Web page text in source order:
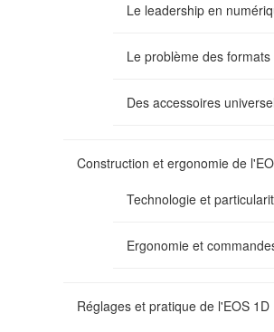
Le leadership en
Le problème des
Des accessoires
Construction et ergonomie de
Technologie et
Ergonomie et
Réglages et pratique de l'EOS 1D